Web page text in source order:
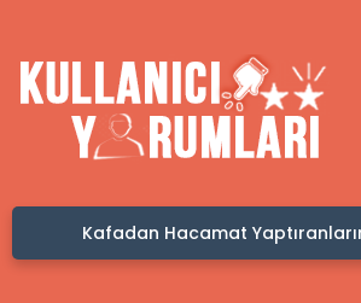
Kafadan Hacamat